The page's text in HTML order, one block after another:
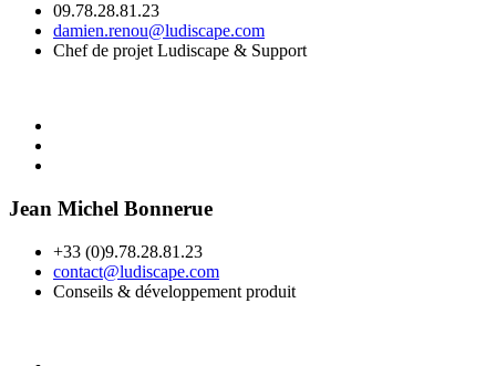
09.78.28.81.23
damien.renou@ludiscape.com
Chef de projet Ludiscape & Support
Jean Michel Bonnerue
+33 (0)9.78.28.81.23
contact@ludiscape.com
Conseils & développement produit